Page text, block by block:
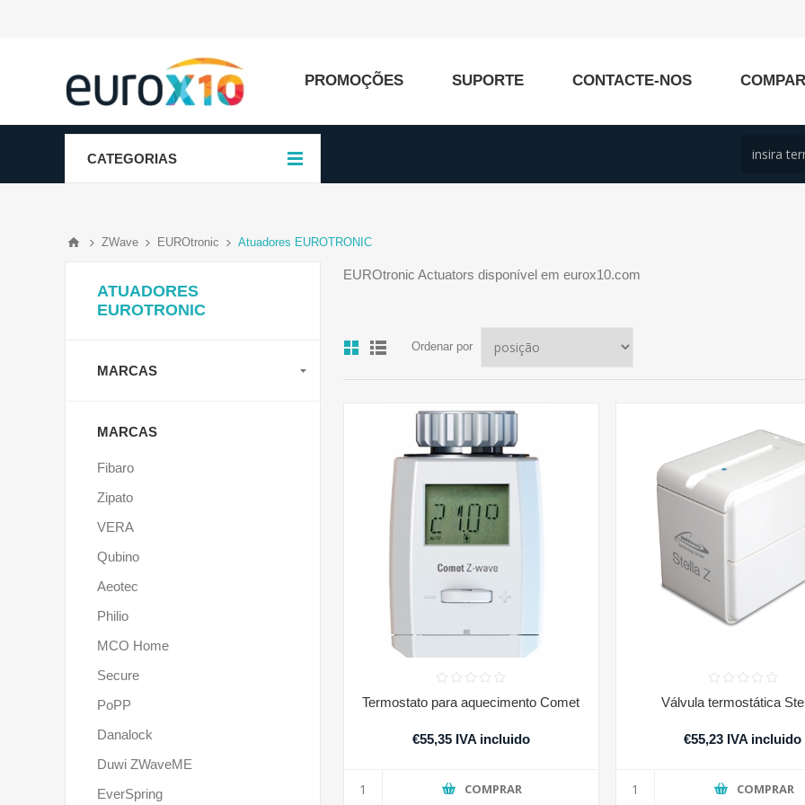
PROMOÇÕES SUPORTE CONTACTE-NOS
CATEGORIAS
ZWave EUROtronic Atuadores EUROTRONIC
EUROtronic Actuators disponível em eurox10.com
Ordenar por
Termostato para aquecimento Comet
€55,35 IVA incluido
COMPRAR
Válvula termostática
€55,23 IVA incluido
COMPRAR
ATUADORES
EUROTRONIC
MARCAS
MARCAS
Fibaro
Zipato
VERA
Qubino
Aeotec
Philio
MCO Home
Secure
PoPP
Danalock
Duwi ZWaveME
EverSpring